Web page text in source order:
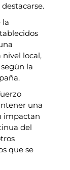
la
nivel local,
la
una
impactan
del
que se